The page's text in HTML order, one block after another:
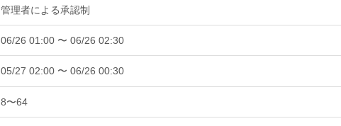
管理者による承認制
06/26 01:00 〜 06/26 02:30
05/27 02:00 〜 06/26 00:30
8〜64